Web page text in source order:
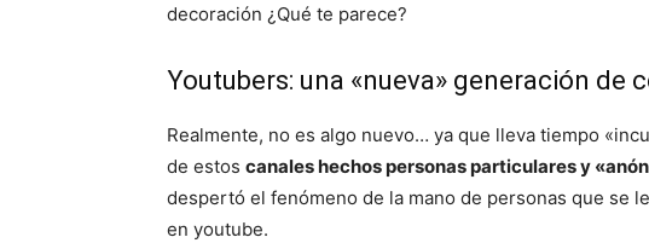
decoración ¿Qué te parece?
Youtubers: una «nueva» generación de
Realmente, no es algo nuevo… ya que lleva tiempo
de estos canales hechos personas particulares y
despertó el fenómeno de la mano de personas que se
en youtube.